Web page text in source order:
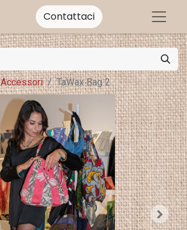
Contattaci
Accessori TaWax Bag 2